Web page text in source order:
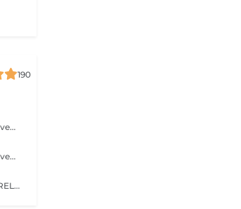
190
Nous ne prenons plus de nouvelles clientes! Voir la catégorie avec Aurore
Nous ne prenons plus de nouvelles clientes! Voir la catégorie avec Aurore
LA POSE DE SEMI -PERMANENT SE FAIT SUR ONGLES NATURELS SI VOUS PORTEZ DEJA UN VERNIS IL FAUDRA PREVOIR UNE DEPOSE Pour les décos supplémentaires, n oubliez pas d'aller dans la rubrique nail art